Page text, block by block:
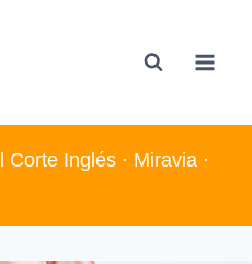
Corte Inglés · Miravia ·